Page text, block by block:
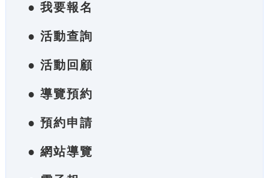
● 我要報名
● 活動查詢
● 活動回顧
● 導覽預約
● 預約申請
● 網站導覽